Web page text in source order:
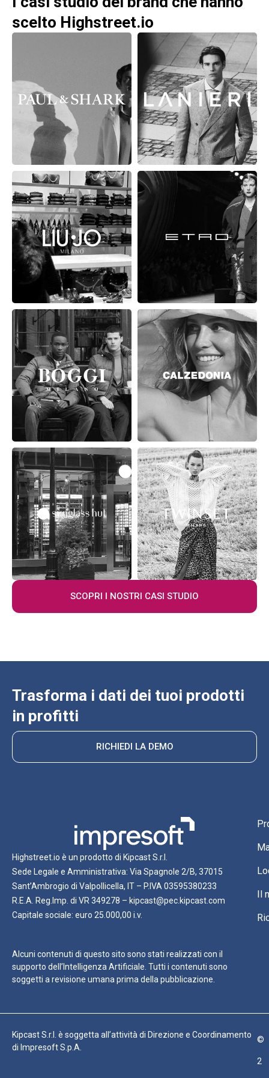
scelto Highstreet.io
SCOPRI I NOSTRI CASI STUDIO
Trasforma i dati dei tuoi prodotti
in profitti
RICHIEDI LA DEMO
Highstreet.io è un prodotto di Kipcast S.r.l.
Sede Legale e Amministrativa: Via Spagnole 2/B, 37015
Sant’Ambrogio di Valpollicella, IT – P.IVA 03595380233
R.E.A. Reg.Imp. di VR 349278 – kipcast@pec.kipcast.com
Capitale sociale: euro 25.000,00 i.v.
Il
Alcuni contenuti di questo sito sono stati realizzati con il
supporto dell’Intelligenza Artificiale. Tutti i contenuti sono
soggetti a revisione umana prima della pubblicazione.
Kipcast S.r.l. è soggetta all’attività di Direzione e Coordinamento
di Impresoft S.p.A.
©
2